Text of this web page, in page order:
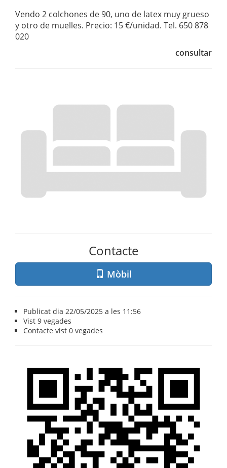
Vendo 2 colchones de 90, uno de latex muy grueso
y otro de muelles. Precio: 15 €/unidad. Tel. 650 878
020
consultar
Contacte
Mòbil
Publicat dia 22/05/2025 a les 11:56
Vist9 vegades
Contacte vist0 vegades